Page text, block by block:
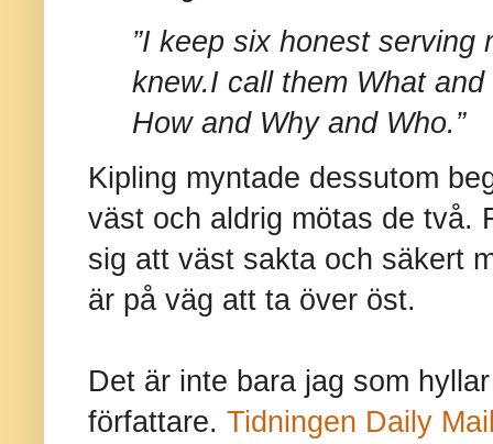
”I keep six honest serving
knew.I call them What
How and Why and Who.”
Kipling myntade dessutom
väst och aldrig mötas de två.
sig att väst sakta och säkert
är på väg att ta över öst.
Det är inte bara jag som
författare. Tidningen Daily